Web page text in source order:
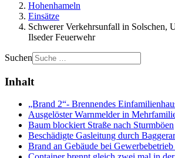
Hohenhameln
Einsätze
Schwerer Verkehrsunfall in Solschen,
Ilseder Feuerwehr
Suchen
Inhalt
„Brand 2“- Brennendes
Ausgelöster Warnmelder in
Baum blockiert Straße nach Sturmböen
Beschädigte Gasleitung durch
Brand an Gebäude bei